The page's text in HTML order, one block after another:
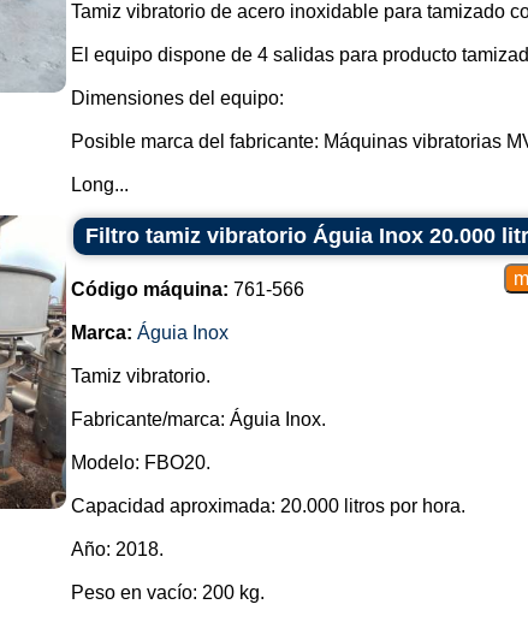
Tamiz vibratorio de acero inoxidable para tamizado
El equipo dispone de 4 salidas para producto
Dimensiones del equipo:
Posible marca del fabricante: Máquinas vibratorias
Long...
Filtro tamiz vibratorio Águia Inox 20.000
Código máquina: 761-566
Marca: Águia Inox
Tamiz vibratorio.
Fabricante/marca: Águia Inox.
Modelo: FBO20.
Capacidad aproximada: 20.000 litros por hora.
Año: 2018.
Peso en vacío: 200 kg.